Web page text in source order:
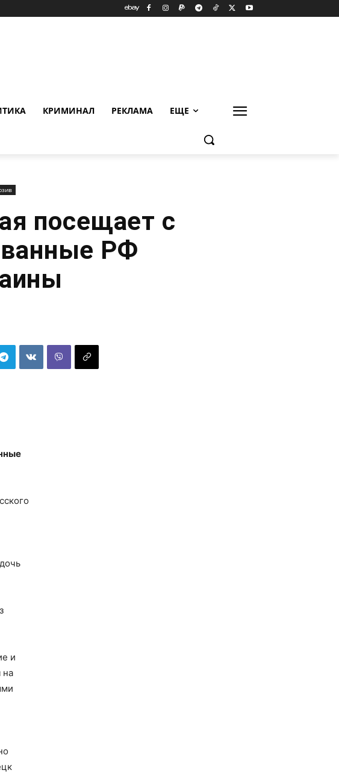
КРИМИНАЛ РЕКЛАМА ЕЩЕ
посещает с
РФ
и
на